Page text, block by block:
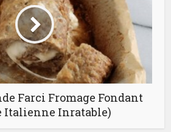
Farci Fromage Fondant
Italienne Inratable)